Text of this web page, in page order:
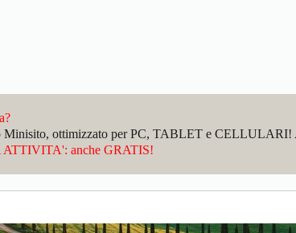
Minisito, ottimizzato per PC, TABLET e
anche GRATIS!